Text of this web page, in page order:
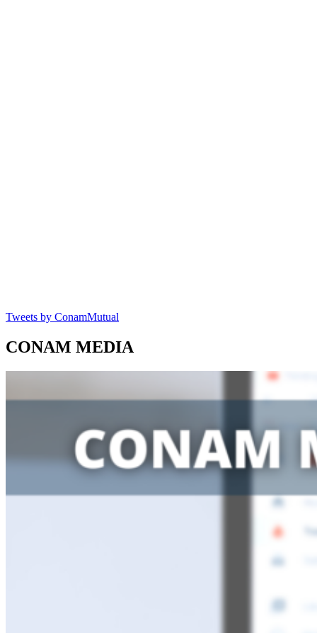
Tweets by ConamMutual
CONAM MEDIA